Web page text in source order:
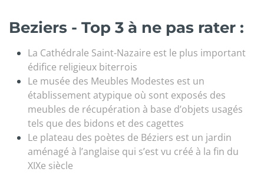
Beziers - Top 3 à ne pas rater :
La Cathédrale Saint-Nazaire est le plus important
édifice religieux biterrois
Le musée des Meubles Modestes est un
établissement atypique où sont exposés des
meubles de récupération à base d’objets usagés
tels que des bidons et des cagettes
Le plateau des poètes de Béziers est un jardin
aménagé à l’anglaise qui s’est vu créé à la fin du
XIXe siècle